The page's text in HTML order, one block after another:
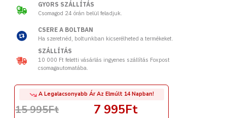
7 995Ft
A Legalacsonyabb Ár Az Elmúlt 14 Napban!
15 995Ft
GYORS SZÁLLÍTÁS
Csomagod 24 órán belül feladjuk.
CSERE A BOLTBAN
Ha szeretnéd, boltunkban kicserélheted a termékeket.
SZÁLLÍTÁS
10 000 Ft feletti vásárlás ingyenes szállítás Foxpost
csomagautomatába.